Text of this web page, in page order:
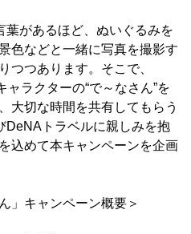
葉があるほど、ぬいぐるみを
色などと一緒に写真を撮影す
つつあります。そこで、
ラクターの“で～なさん”を
大切な時間を共有してもらう
DeNAトラベルに親しみを抱
込めて本キャンペーンを企画
」キャンペーン概要＞